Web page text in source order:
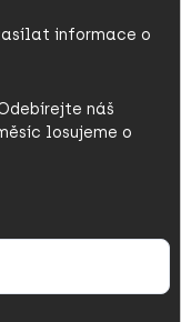
informace o
náš
losujeme o